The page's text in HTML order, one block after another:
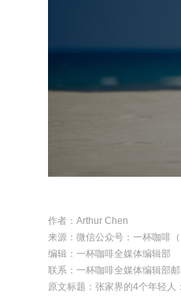
作者： Arthur Chen
来源：微信公众号：一杯咖啡（
编辑： 一杯咖啡全媒体编辑部
联系： 一杯咖啡全媒体编辑部
原文标题： 张家界的4个年轻人